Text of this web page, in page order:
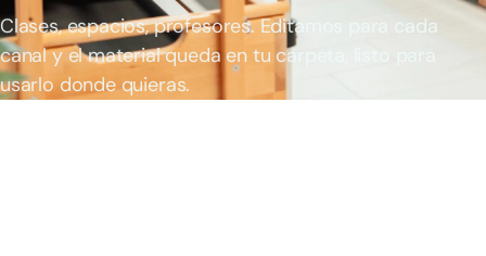
Clases, espacios, profesores. Editamos para cada
canal y el material queda en tu carpeta, listo para
usarlo donde quieras.